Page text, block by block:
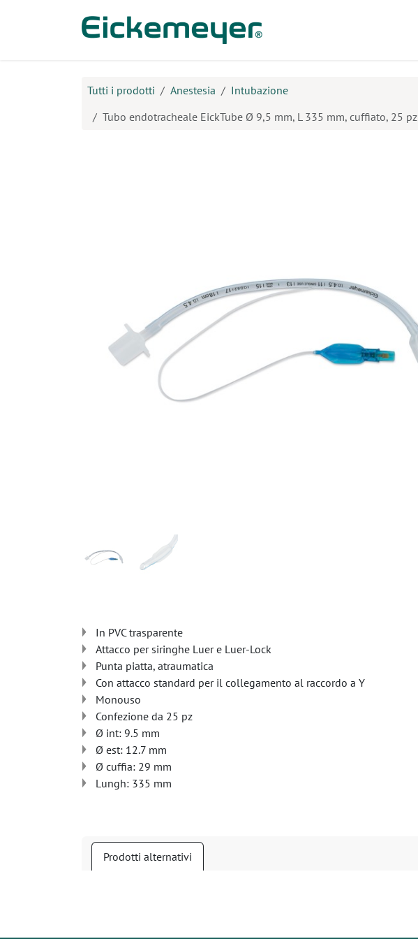
Tutti i prodotti Anestesia
Intubazione
Tubo endotracheale EickTube Ø 9,5 mm, L 335 mm, cuffiato, 25 pz
In PVC trasparente
Attacco per siringhe Luer e Luer-Lock
Punta piatta, atraumatica
Con attacco standard per il collegamento al raccordo a Y
Monouso
Confezione da 25 pz
Ø int: 9.5 mm
Ø est: 12.7 mm
Ø cuffia: 29 mm
Lungh: 335 mm
Prodotti alternativi